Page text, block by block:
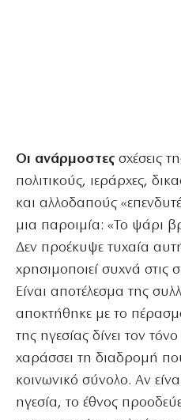
Οι ανάρμοστες σχέσεις
πολιτικούς, ιεράρχες,
και αλλοδαπούς
μια παροιμία: «Το ψάρι
Δεν προέκυψε τυχαία
χρησιμοποιεί συχνά στις
Είναι αποτέλεσμα της
αποκτήθηκε με το
της ηγεσίας δίνει τον
χαράσσει τη διαδρομή
κοινωνικό σύνολο. Αν
ηγεσία, το έθνος